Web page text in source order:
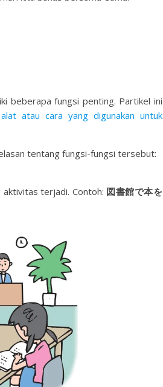
beberapa fungsi penting. Partikel ini
alat atau cara yang digunakan untuk
tentang fungsi-fungsi tersebut:
aktivitas terjadi. Contoh: 図書館で本を